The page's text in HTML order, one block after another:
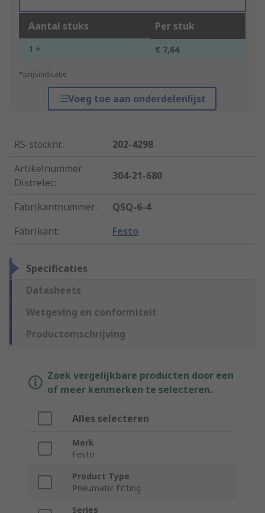
Aantal stuks Per stuk
1 + € 7,64
*prijsindicatie
Voeg toe aan onderdelenlijst
RS-stocknr.:
202-4298
Artikelnummer
Distrelec:
304-21-680
Fabrikantnummer:
QSQ-6-4
Fabrikant: Festo
Specificaties
Datasheets
Wetgeving en conformiteit
Productomschrijving
Zoek vergelijkbare producten door een
of meer kenmerken te selecteren.
Alles selecteren
Merk
Festo
Product Type
Pneumatic Fitting
Series